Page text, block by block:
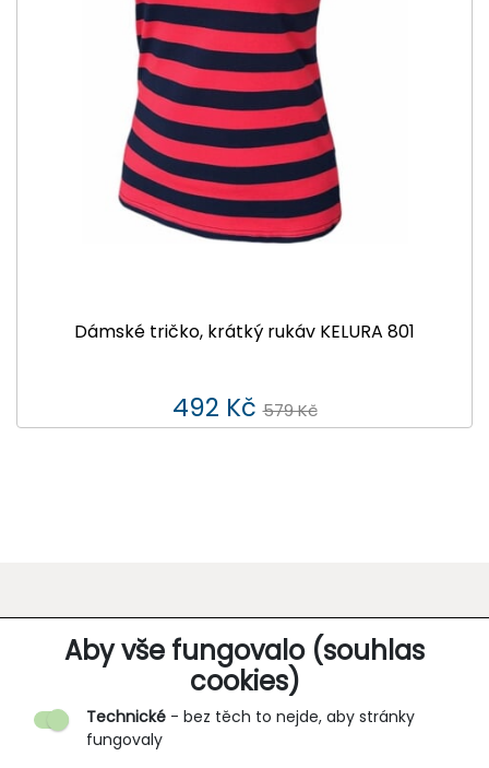
Aby vše fungovalo (souhlas
cookies)
Technické - bez těch to nejde, aby stránky
fungovaly
Dámské tričko, krátký rukáv KELURA 801
492 Kč 579 Kč
O SPOLEČNOSTI
O nás
Partnerské prodejny